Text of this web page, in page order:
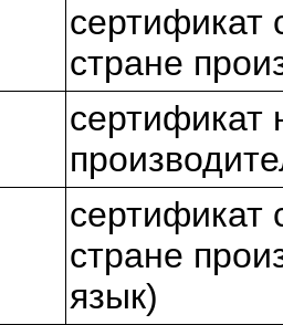
сертификат
стране
сертификат
сертификат
стране
язык)